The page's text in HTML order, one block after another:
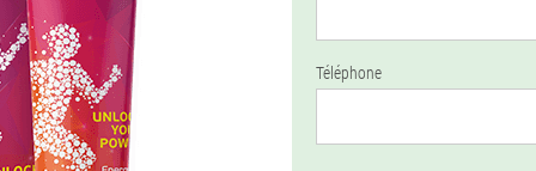
Téléphone